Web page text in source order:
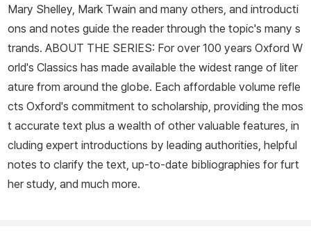
Mary Shelley, Mark Twain and many others, and introducti
ons and notes guide the reader through the topic's many s
trands. ABOUT THE SERIES: For over 100 years Oxford W
orld's Classics has made available the widest range of liter
ature from around the globe. Each affordable volume refle
cts Oxford's commitment to scholarship, providing the mos
t accurate text plus a wealth of other valuable features, in
cluding expert introductions by leading authorities, helpful
notes to clarify the text, up-to-date bibliographies for furt
her study, and much more.